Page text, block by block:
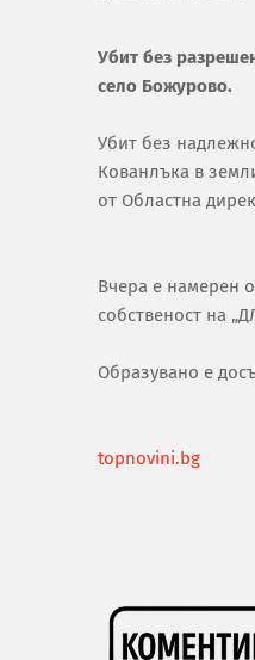
Убит без
село Божурово.
Убит без
Кованлъка в
от Областна
Вчера е намерен
собственост на
Образувано е
topnovini.bg